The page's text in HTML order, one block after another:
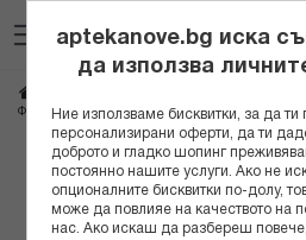
към
съдържанието
ФЕНИВИР КРЕМ 1% 2г
Преминете
края
aptekanove.bg иска
да използва
Ние използваме бисквитки, за да
персонализирани оферти, да ти
доброто и гладко шопинг
постоянно нашите услуги. Ако не
опционалните бисквитки по-долу,
може да повлияе на качеството на
нас. Ако искаш да разбереш